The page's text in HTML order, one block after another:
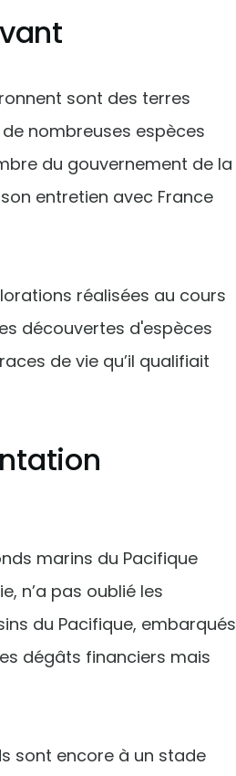
sont des terres
nombreuses espèces
du gouvernement de la
entretien avec France
réalisées au cours
découvertes d'espèces
de vie qu’il qualifiait
marins du Pacifique
n’a pas oublié les
du Pacifique, embarqués
dégâts financiers mais
sont encore à un stade